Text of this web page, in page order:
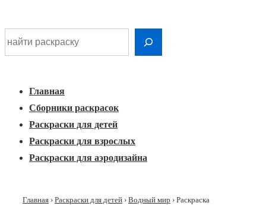
Перейти
к
Главная
Сборники раскрасок
Раскраски для детей
Раскраски для взрослых
Раскраски для аэродизайна
Главная › Раскраски для детей › Водный мир › Раскраска